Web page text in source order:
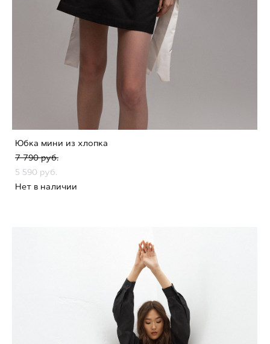
Юбка мини из хлопка
7 790 pуб.
5 590 pуб.
Нет в наличии